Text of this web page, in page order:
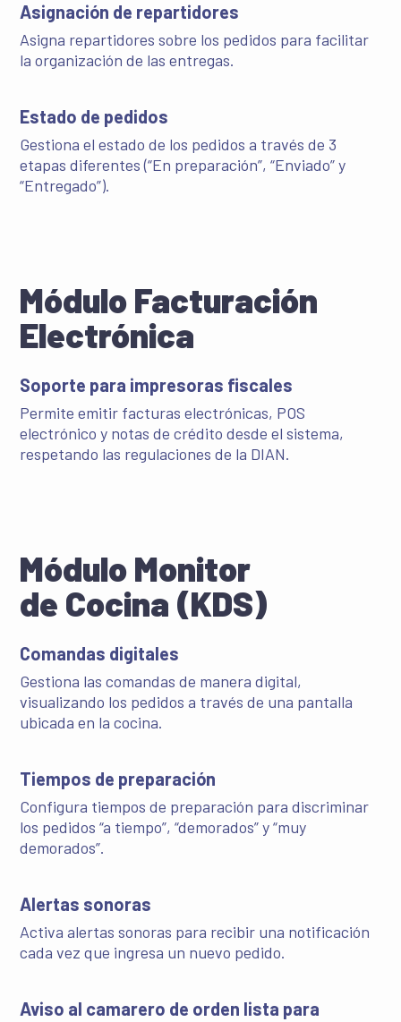
Asignación de repartidores
Asigna repartidores sobre los pedidos para facilitar
la organización de las entregas.
Estado de pedidos
Gestiona el estado de los pedidos a través de 3
etapas diferentes (“En preparación”, “Enviado” y
“Entregado”).
Módulo Facturación
Electrónica
Soporte para impresoras fiscales
Permite emitir facturas electrónicas, POS
electrónico y notas de crédito desde el sistema,
respetando las regulaciones de la DIAN.
Módulo Monitor
de Cocina (KDS)
Comandas digitales
Gestiona las comandas de manera digital,
visualizando los pedidos a través de una pantalla
ubicada en la cocina.
Tiempos de preparación
Configura tiempos de preparación para discriminar
los pedidos “a tiempo”, “demorados” y “muy
demorados”.
Alertas sonoras
Activa alertas sonoras para recibir una notificación
cada vez que ingresa un nuevo pedido.
Aviso al camarero de orden lista para